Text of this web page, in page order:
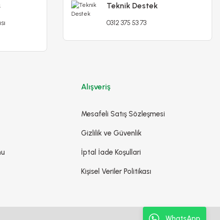
Poliwork Akasya Kolay Askı30 Beyaz Saksı - 3,50 L
Teknik Destek
0312 375 53 73
Alışveriş
Mesafeli Satış Sözleşmesi
Gizlilik ve Güvenlik
İptal İade Koşullari
Kişisel Veriler Politikası